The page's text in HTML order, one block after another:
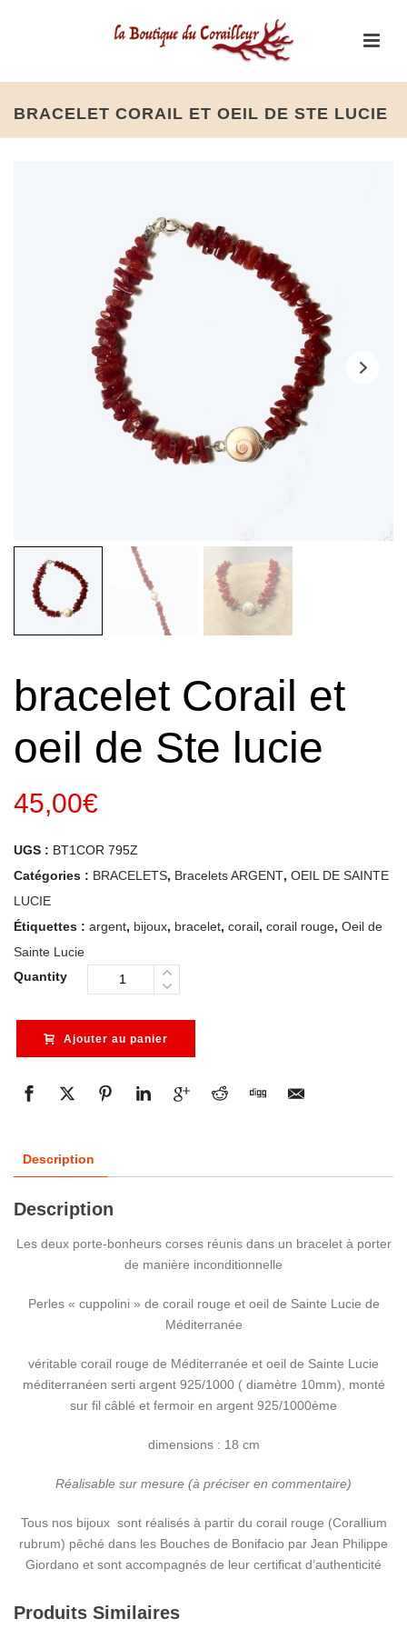
BRACELET CORAIL ET OEIL DE STE LUCIE
bracelet Corail et
oeil de Ste lucie
45,00€
UGS : BT1COR 795Z
Catégories : BRACELETS, Bracelets ARGENT, OEIL DE SAINTE
LUCIE
Étiquettes : argent, bijoux, bracelet, corail, corail rouge, Oeil de
Sainte Lucie
Quantity
Ajouter au panier
Description
Description
Les deux porte-bonheurs corses réunis dans un bracelet à porter
de manière inconditionnelle
Perles « cuppolini » de corail rouge et oeil de Sainte Lucie de
Méditerranée
véritable corail rouge de Méditerranée et oeil de Sainte Lucie
méditerranéen serti argent 925/1000 ( diamètre 10mm), monté
sur fil câblé et fermoir en argent 925/1000ème
dimensions : 18 cm
Réalisable sur mesure (à préciser en commentaire)
Tous nos bijoux sont réalisés à partir du corail rouge (Corallium
rubrum) pêché dans les Bouches de Bonifacio par Jean Philippe
Giordano et sont accompagnés de leur certificat d’authenticité
Produits Similaires